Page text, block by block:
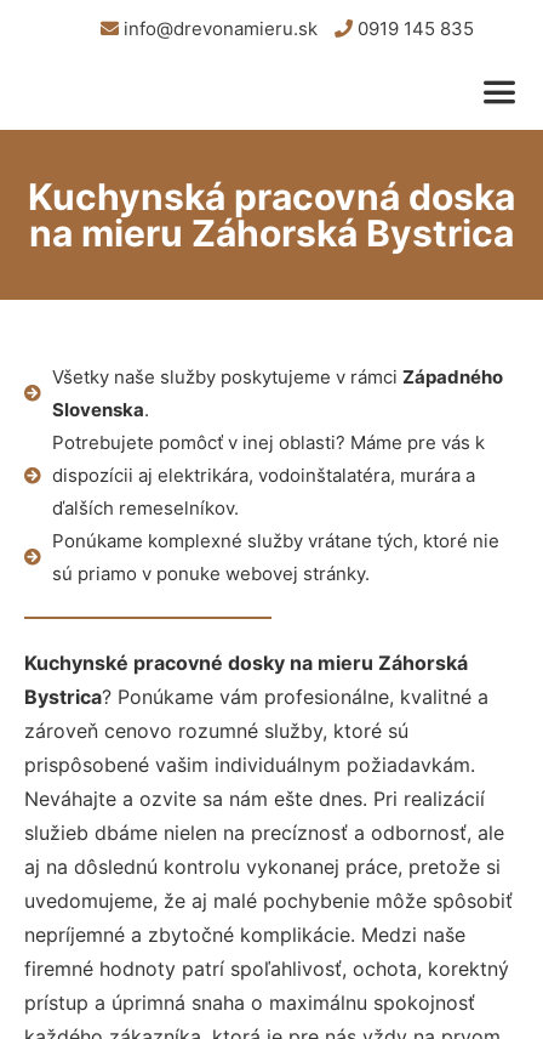
info@drevonamieru.sk 0919 145 835
Kuchynská pracovná doska
na mieru Záhorská Bystrica
Všetky naše služby poskytujeme v rámci Západného
Slovenska.
Potrebujete pomôcť v inej oblasti? Máme pre vás k
dispozícii aj elektrikára, vodoinštalatéra, murára a
ďalších remeselníkov.
Ponúkame komplexné služby vrátane tých, ktoré nie
sú priamo v ponuke webovej stránky.
Kuchynské pracovné dosky na mieru Záhorská
Bystrica? Ponúkame vám profesionálne, kvalitné a
zároveň cenovo rozumné služby, ktoré sú
prispôsobené vašim individuálnym požiadavkám.
Neváhajte a ozvite sa nám ešte dnes. Pri realizácií
služieb dbáme nielen na precíznosť a odbornosť, ale
aj na dôslednú kontrolu vykonanej práce, pretože si
uvedomujeme, že aj malé pochybenie môže spôsobiť
nepríjemné a zbytočné komplikácie. Medzi naše
firemné hodnoty patrí spoľahlivosť, ochota, korektný
prístup a úprimná snaha o maximálnu spokojnosť